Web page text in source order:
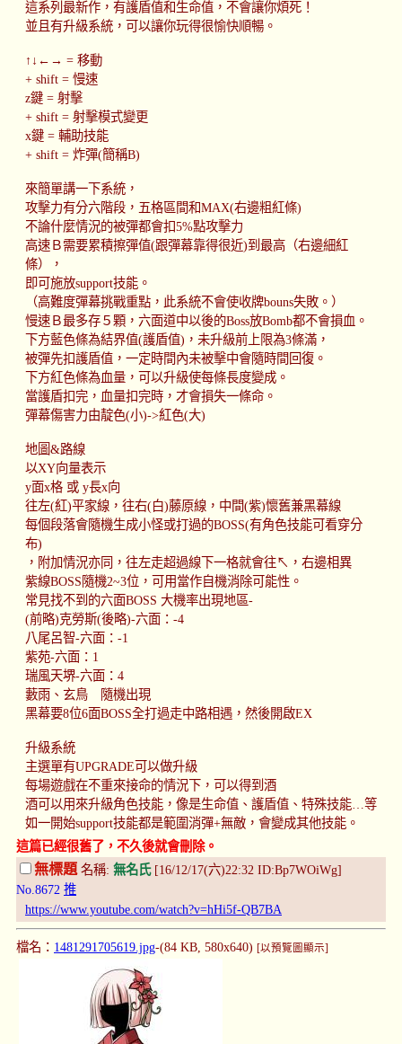
這系列最新作，有護盾值和生命值，不會讓你煩死！
並且有升級系統，可以讓你玩得很愉快順暢。
↑↓←→ = 移動
+ shift = 慢速
z鍵 = 射擊
+ shift = 射擊模式變更
x鍵 = 輔助技能
+ shift = 炸彈(簡稱B)
來簡單講一下系統，
攻擊力有分六階段，五格區間和MAX(右邊粗紅條)
不論什麼情況的被彈都會扣5%點攻擊力
高速Ｂ需要累積擦彈值(跟彈幕靠得很近)到最高（右邊細紅
條），
即可施放support技能。
（高難度彈幕挑戰重點，此系統不會使收牌bouns失敗。）
慢速Ｂ最多存５顆，六面道中以後的Boss放Bomb都不會損血。
下方藍色條為結界值(護盾值)，未升級前上限為3條滿，
被彈先扣護盾值，一定時間內未被擊中會隨時間回復。
下方紅色條為血量，可以升級使每條長度變成。
當護盾扣完，血量扣完時，才會損失一條命。
彈幕傷害力由靛色(小)->紅色(大)
地圖&路線
以XY向量表示
y面x格 或 y長x向
往左(紅)平家線，往右(白)藤原線，中間(紫)懷舊兼黑幕線
每個段落會隨機生成小怪或打過的BOSS(有角色技能可看穿分
布)
，附加情況亦同，往左走超過線下一格就會往↖，右邊相異
紫線BOSS隨機2~3位，可用當作自機消除可能性。
常見找不到的六面BOSS 大機率出現地區-
(前略)克勞斯(後略)-六面：-4
八尾呂智-六面：-1
紫苑-六面：1
瑞風天堺-六面：4
藪雨、玄鳥 隨機出現
黑幕要8位6面BOSS全打過走中路相遇，然後開啟EX
升級系統
主選單有UPGRADE可以做升級
每場遊戲在不重來接命的情況下，可以得到酒
酒可以用來升級角色技能，像是生命值、護盾值、特殊技能…等
如一開始support技能都是範圍消彈+無敵，會變成其他技能。
這篇已經很舊了，不久後就會刪除。
無標題 名稱: 無名氏[16/12/17(六)22:32 ID:Bp7WOiWg]
No.8672 推
https://www.youtube.com/watch?v=hHi5f-QB7BA
檔名： 1481291705619.jpg-(84 KB, 580x640) [以預覽圖顯示]